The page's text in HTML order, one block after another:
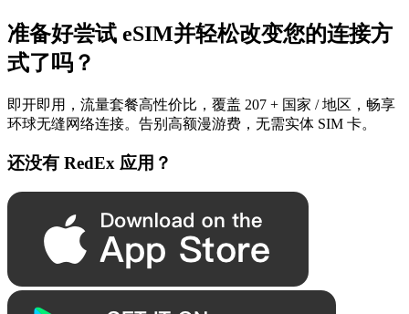
准备好尝试 eSIM并轻松改变您的连接方
式了吗？
即开即用，流量套餐高性价比，覆盖 207 + 国家 / 地区，畅享
环球无缝网络连接。告别高额漫游费，无需实体 SIM 卡。
还没有 RedEx 应用？